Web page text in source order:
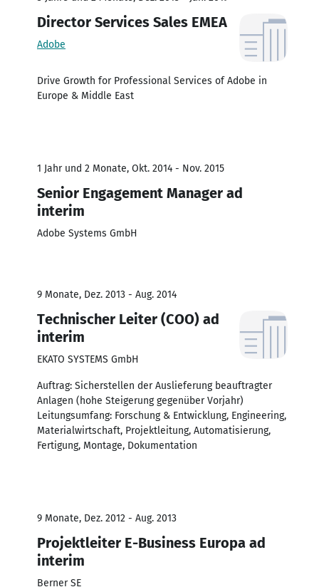
Director Services Sales EMEA
Adobe
Drive Growth for Professional Services of Adobe in
Europe & Middle East
1 Jahr und 2 Monate, Okt. 2014 - Nov. 2015
Senior Engagement Manager ad
interim
Adobe Systems GmbH
9 Monate, Dez. 2013 - Aug. 2014
Technischer Leiter (COO) ad
interim
EKATO SYSTEMS GmbH
Auftrag: Sicherstellen der Auslieferung beauftragter
Anlagen (hohe Steigerung gegenüber Vorjahr)
Leitungsumfang: Forschung & Entwicklung, Engineering,
Materialwirtschaft, Projektleitung, Automatisierung,
Fertigung, Montage, Dokumentation
9 Monate, Dez. 2012 - Aug. 2013
Projektleiter E-Business Europa ad
interim
Berner SE